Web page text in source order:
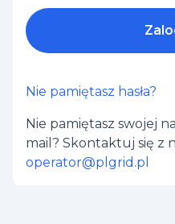
Nie pamiętasz hasła?
Nie pamiętasz swojej
mail? Skontaktuj się z
operator@plgrid.pl